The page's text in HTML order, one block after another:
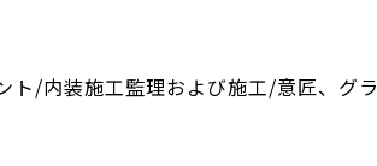
ト/内装施工監理および施工/意匠、グラ